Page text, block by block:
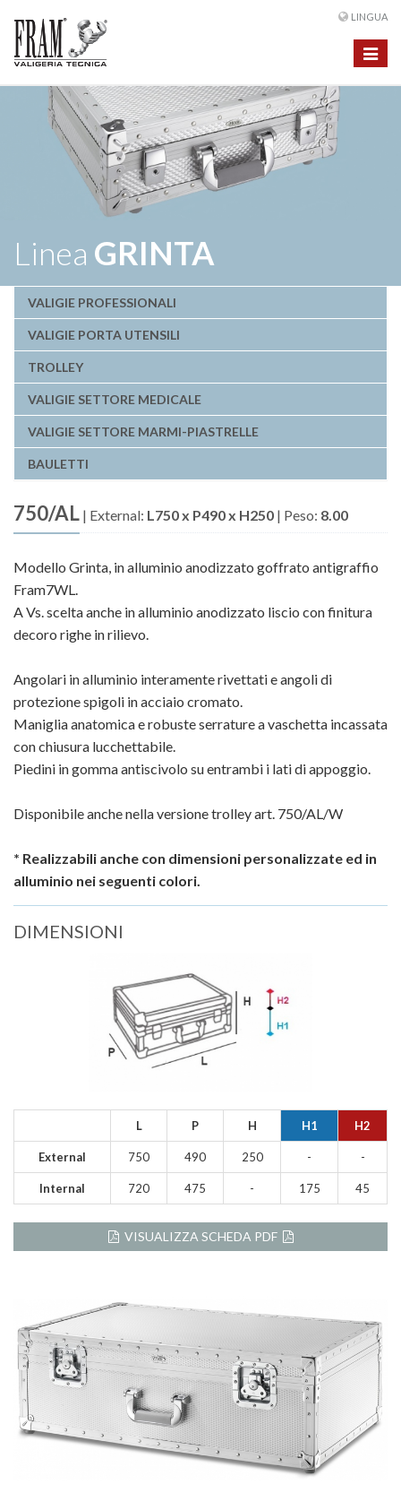
LINGUA
Toggle
Linea GRINTA
VALIGIE PROFESSIONALI
VALIGIE PORTA UTENSILI
TROLLEY
VALIGIE SETTORE MEDICALE
VALIGIE SETTORE MARMI-PIASTRELLE
BAULETTI
750/AL | External: L750 x P490 x H250 | Peso: 8.00
Modello Grinta, in alluminio anodizzato goffrato antigraffio
Fram7WL.
A Vs. scelta anche in alluminio anodizzato liscio con finitura
decoro righe in rilievo.
Angolari in alluminio interamente rivettati e angoli di
protezione spigoli in acciaio cromato.
Maniglia anatomica e robuste serrature a vaschetta incassata
con chiusura lucchettabile.
Piedini in gomma antiscivolo su entrambi i lati di appoggio.
Disponibile anche nella versione trolley art. 750/AL/W
* Realizzabili anche con dimensioni personalizzate ed in
alluminio nei seguenti colori.
DIMENSIONI
L P H H1 H2
External 750 490 250 - -
Internal 720 475 - 175 45
VISUALIZZA SCHEDA PDF